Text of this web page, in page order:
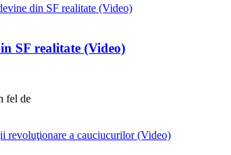
SF realitate (Video)
fel de